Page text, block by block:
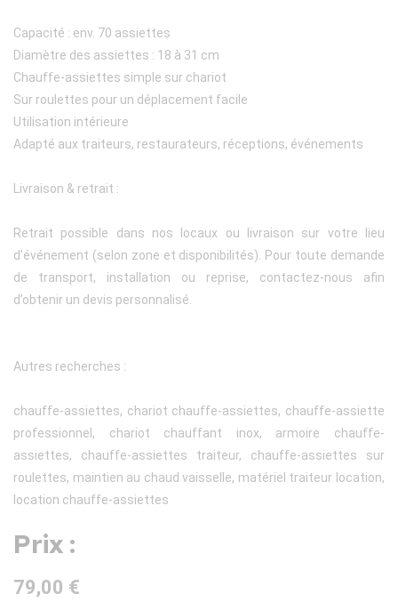
Capacité : env. 70 assiettes
Diamètre des assiettes : 18 à 31 cm
Chauffe-assiettes simple sur chariot
Sur roulettes pour un déplacement facile
Utilisation intérieure
Adapté aux traiteurs, restaurateurs, réceptions, événements
Livraison & retrait :
Retrait possible dans nos locaux ou livraison sur votre lieu
d’événement (selon zone et disponibilités). Pour toute demande
de transport, installation ou reprise, contactez-nous afin
d’obtenir un devis personnalisé.
Autres recherches :
chauffe-assiettes, chariot chauffe-assiettes, chauffe-assiette
professionnel, chariot chauffant inox, armoire chauffe-
assiettes, chauffe-assiettes traiteur, chauffe-assiettes sur
roulettes, maintien au chaud vaisselle, matériel traiteur location,
location chauffe-assiettes
Prix :
79,00 €